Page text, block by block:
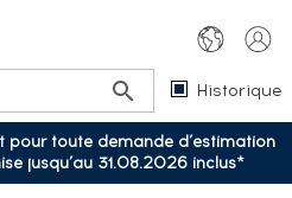
Historique
pour toute demande d’estimation
jusqu’au 31.08.2026 inclus*